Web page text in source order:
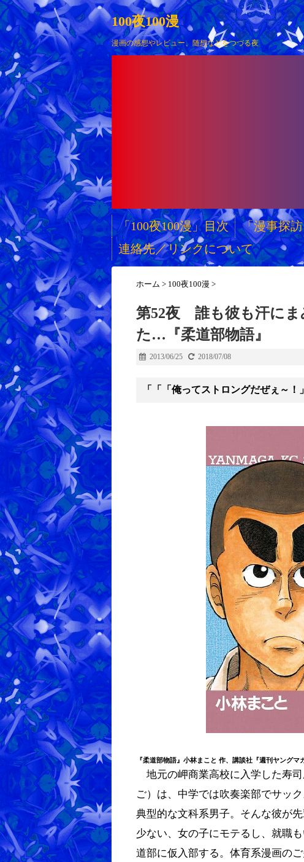
100夜100漫
漫画の感想やレビュー、随想などをつづる夜
「100夜100漫」目次 「漫事探
連絡先／リンクについて
ホーム > 100夜100漫 >
第52夜 誰も彼も汗にま
た…『柔道部物語』
2013/06/25 2018/07/08
「「「俺ってストロングだぜぇ～！
『柔道部物語 』 小林まこと 作、講談社『週刊ヤングマ
地元の岬商業高校に入学した寿
ご）は、中学では吹奏楽部でサッ
典型的な文科系男子。そんな彼が
少ない、女の子にモテるし、就職
道部に仮入部する。体育系漫画の